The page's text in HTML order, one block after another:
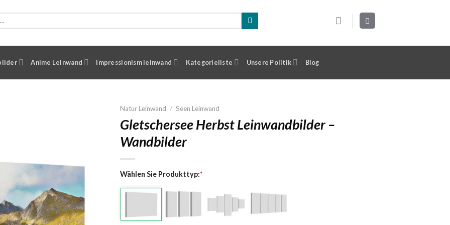
Anime Leinwand Impressionism leinwand Kategorieliste Unsere Politik Blog
Natur Leinwand / Seen Leinwand
Gletschersee Herbst Leinwandbilder –
Wandbilder
Wählen Sie Produkttyp:*